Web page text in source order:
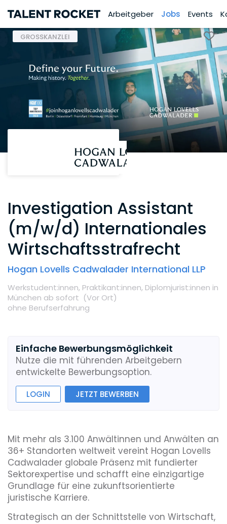
Arbeitgeber Jobs Events
GROSSKANZLEI
Investigation Assistant
(m/w/d) Internationales
Wirtschaftsstrafrecht
Hogan Lovells Cadwalader International LLP
Werkstudent:innen, Praktikant:innen, Diplomjurist:innen in
München ab sofort (Vor Ort)
ohne Berufserfahrung
Einfache Bewerbungsmöglichkeit
Nutze die mit führenden Arbeitgebern
entwickelte Bewerbungsoption.
LOGIN JETZT BEWERBEN
Mit mehr als 3.100 Anwältinnen und Anwälten an
36+ Standorten weltweit vereint Hogan Lovells
Cadwalader globale Präsenz mit fundierter
Sektorexpertise und schafft eine einzigartige
Grundlage für eine zukunftsorientierte
juristische Karriere.
Strategisch an der Schnittstelle von Wirtschaft,